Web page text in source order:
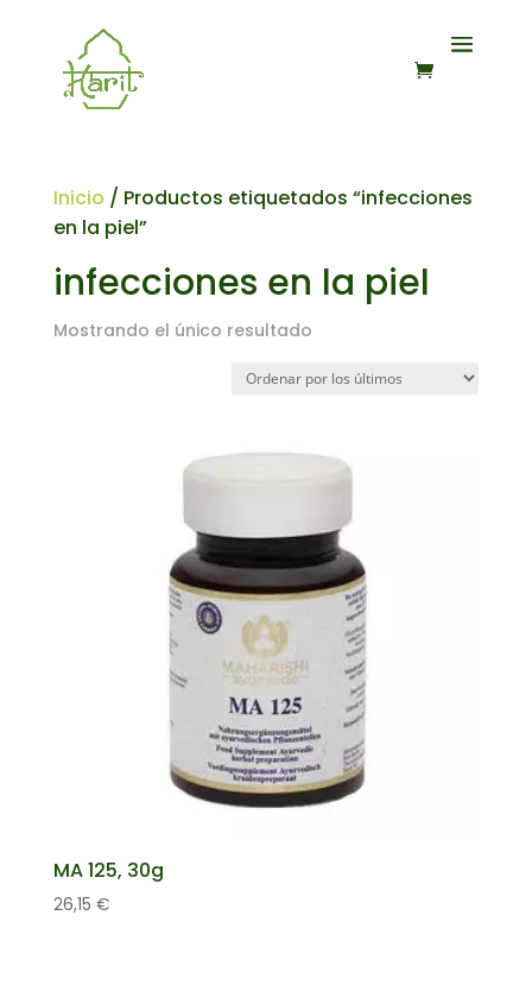
Inicio / Productos etiquetados “infecciones
en la piel”
infecciones en la piel
Mostrando el único resultado
MA 125, 30g
26,15 €